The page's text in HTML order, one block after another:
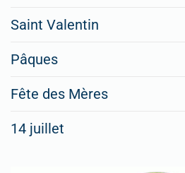
Saint Valentin
Pâques
Fête des Mères
14 juillet